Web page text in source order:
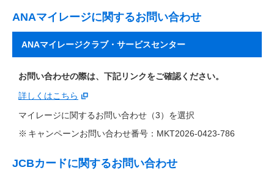
ANAマイレージに関するお問い合わせ
ANAマイレージクラブ・サービスセンター
お問い合わせの際は、下記リンクをご確認ください。
詳しくはこちら
マイレージに関するお問い合わせ（3）を選択
キャンペーンお問い合わせ番号：MKT2026-0423-786
JCBカードに関するお問い合わせ